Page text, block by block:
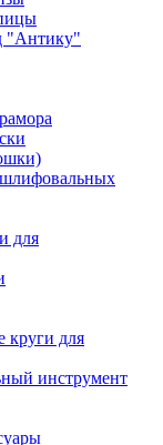
"Антику"
для
круги для
инструмент